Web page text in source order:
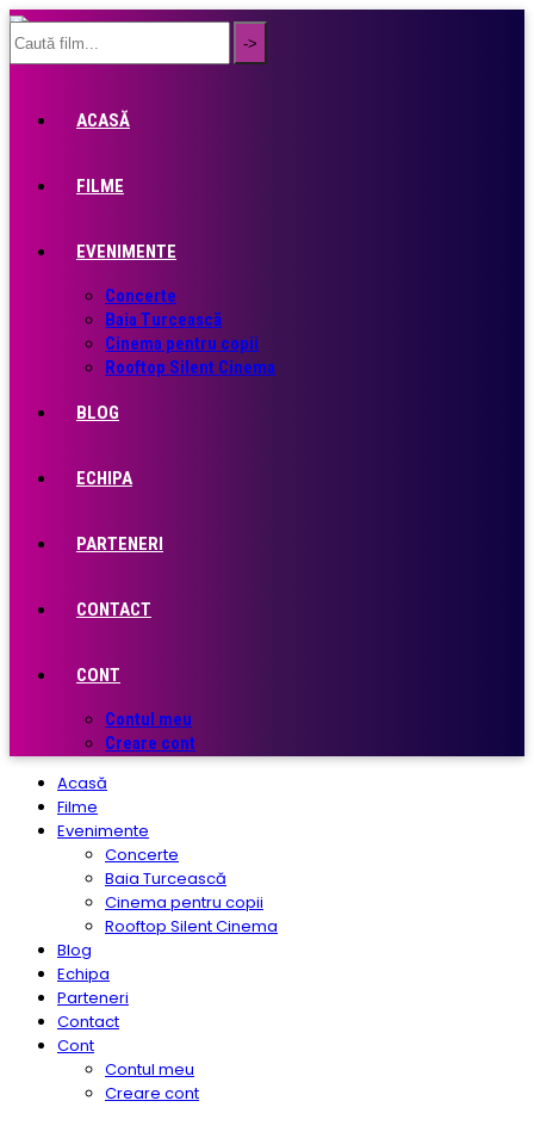
ACASĂ
FILME
EVENIMENTE
Concerte
Baia Turcească
Cinema pentru copii
Rooftop Silent Cinema
BLOG
ECHIPA
PARTENERI
CONTACT
CONT
Contul meu
Creare cont
Acasă
Filme
Evenimente
Concerte
Baia Turcească
Cinema pentru copii
Rooftop Silent Cinema
Blog
Echipa
Parteneri
Contact
Cont
Contul meu
Creare cont